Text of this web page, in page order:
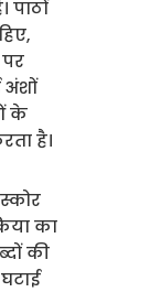
पाठों
अंशों
के
है।
का
की